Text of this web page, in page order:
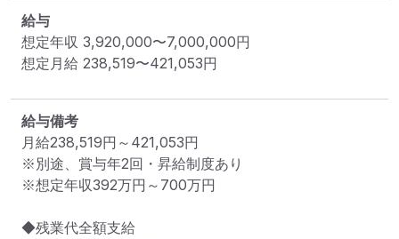
給与
想定年収 3,920,000〜7,000,000円
想定月給 238,519〜421,053円
給与備考
月給238,519円～421,053円
※別途、賞与年2回・昇給制度あり
※想定年収392万円～700万円
◆残業代全額支給